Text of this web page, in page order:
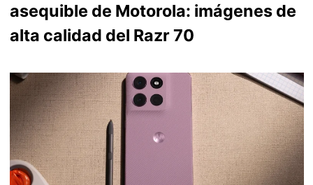
asequible de Motorola: imágenes de
alta calidad del Razr 70